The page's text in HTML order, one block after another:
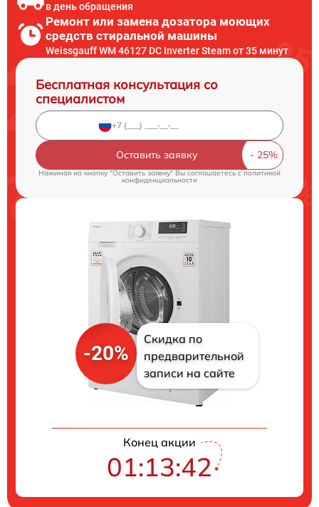
в день обращения
Ремонт или замена дозатора моющих
средств стиральной машины
Weissgauff WM 46127 DC Inverter Steam от 35 минут
Бесплатная консультация со
специалистом
Оставить заявку
Нажимая на кнопку "Оставить заявку" Вы соглашаетесь cполитикой
конфиденциальности
-20%
Скидка по
предварительной
записи на сайте
Конец акции
01:13:42